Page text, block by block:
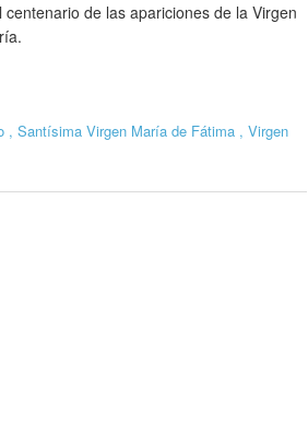
de las apariciones de la Virgen
, Santísima Virgen María de Fátima , Virgen